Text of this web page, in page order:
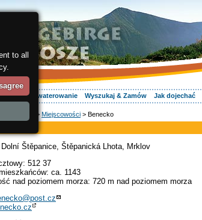
urlop Zakwaterowanie Wyszukaj & Zamów Jak dojechać
> Miejscowości > Benecko
Dolní Štěpanice, Štěpanická Lhota, Mrklov
512 37
ca. 1143
nad poziomem morza: 720 m nad poziomem morza
to all